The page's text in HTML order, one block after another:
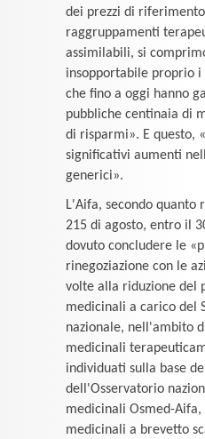
dei prezzi di
raggruppamenti
assimilabili, si
insopportabile proprio
che fino a oggi hanno
pubbliche centinaia di
di risparmi». E questo,
significativi aumenti
generici».
L'Aifa, secondo quanto
215 di agosto, entro il
dovuto concludere le
rinegoziazione con le
volte alla riduzione del
medicinali a carico del
nazionale, nell'ambito
medicinali
individuati sulla base
dell'Osservatorio
medicinali Osmed-Aifa,
medicinali a brevetto